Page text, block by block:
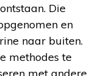
Die
en
naar buiten.
methodes te
met andere